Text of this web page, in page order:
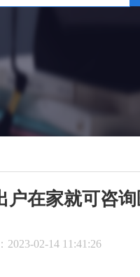
户在家就可咨
02-14 11:41:26